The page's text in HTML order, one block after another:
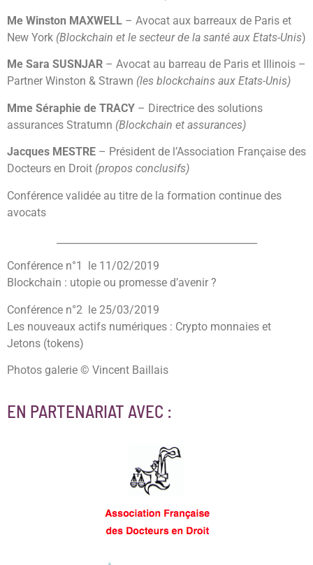
Me Winston MAXWELL – Avocat aux barreaux de Paris et
New York (Blockchain et le secteur de la santé aux Etats-Unis)
Me Sara SUSNJAR – Avocat au barreau de Paris et Illinois –
Partner Winston & Strawn (les blockchains aux Etats-Unis)
Mme Séraphie de TRACY – Directrice des solutions
assurances Stratumn (Blockchain et assurances)
Jacques MESTRE – Président de l’Association Française des
Docteurs en Droit (propos conclusifs)
Conférence validée au titre de la formation continue des
avocats
Conférence n°1 le 11/02/2019
Blockchain : utopie ou promesse d’avenir ?
Conférence n°2 le 25/03/2019
Les nouveaux actifs numériques : Crypto monnaies et
Jetons (tokens)
Photos galerie © Vincent Baillais
EN PARTENARIAT AVEC :